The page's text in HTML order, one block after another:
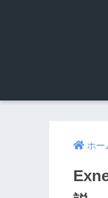
ホー